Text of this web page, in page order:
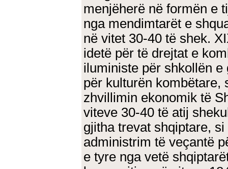
menjëherë në formën e
nga mendimtarët e
në vitet 30-40 të shek.
idetë për të drejtat e
iluministe për shkollën
për kulturën kombëtare,
zhvillimin ekonomik të
viteve 30-40 të atij
gjitha trevat shqiptare,
administrim të veçantë
e tyre nga vetë